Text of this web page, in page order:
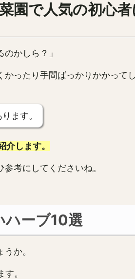
園で人気の初心
かしら？」
ったり手間ばっかりかかって
ます。
します。
考にしてくださいね。
ハーブ10選
か。
。